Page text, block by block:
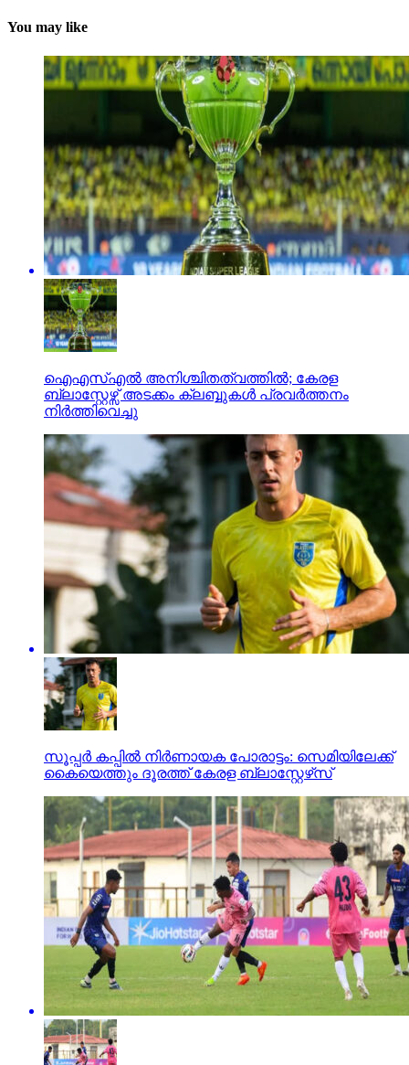
You may like
ഐഎസ്എല്‍ അനിശ്ചിതത്വത്തില്‍; കേരള
ബ്ലാസ്റ്റേഴ്സ് അടക്കം ക്ലബ്ബുകള്‍ പ്രവര്‍ത്തനം
നിര്‍ത്തിവെച്ചു
സൂപ്പര്‍ കപ്പില്‍ നിര്‍ണായക പോരാട്ടം: സെമിയിലേക്ക്
കൈയെത്തും ദൂരത്ത് കേരള ബ്ലാസ്റ്റേഴ്‌സ്